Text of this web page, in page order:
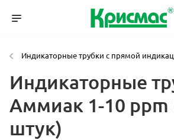
Индикаторные трубки с прямой
Индикаторные
Аммиак 1-10 ppm
штук)